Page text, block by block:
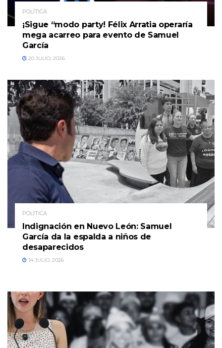
POLÍTICA
¡Sigue “modo party! Félix Arratia operaría
mega acarreo para evento de Samuel
García
20 JULIO, 2026
POLÍTICA
Indignación en Nuevo León: Samuel
García da la espalda a niños de
desaparecidos
14 JULIO, 2026